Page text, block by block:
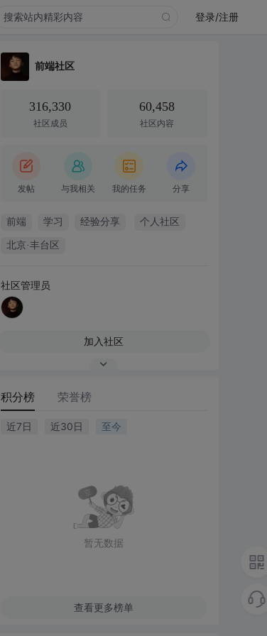
登录/注册
前端社区
316,330
社区成员
60,458
社区内容
发帖 与我相关 我的任务 分享
前端 学习 经验分享 个人社区
北京·丰台区
社区管理员
加入社区
积分榜 荣誉榜
近7日 近30日 至今
暂无数据
查看更多榜单